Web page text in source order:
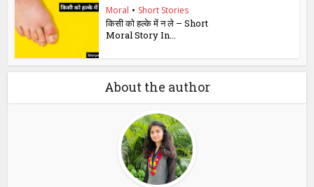
Moral • Short Stories
किसी को हल्के में न ले – Short
Moral Story In...
About the author